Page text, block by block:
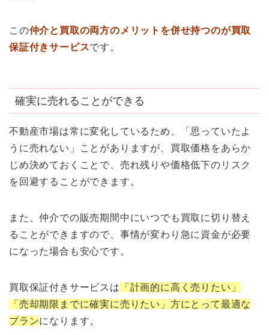
この仲介と買取の両方のメリットを併せ持つのが買取
保証付きサービスです。
確実に売れることができる
不動産市場は常に変化しているため、「思っていたよ
うに売れない」ことがありますが、買取価格をあらか
じめ決めておくことで、売れ残りや価格低下のリスク
を回避することができます。
また、仲介での販売期間中にいつでも買取に切り替え
ることができますので、事情が変わり急に資金が必要
になった場合も安心です。
買取保証付きサービスは
「計画的に高く売りたい」
「売却期限までに確実に売りたい」方にとって最適な
プランになります。